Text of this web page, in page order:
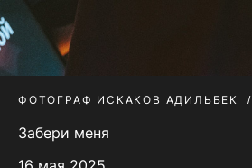
ФОТОГРАФ ИСКАКОВ АДИЛЬБЕК
Забери меня